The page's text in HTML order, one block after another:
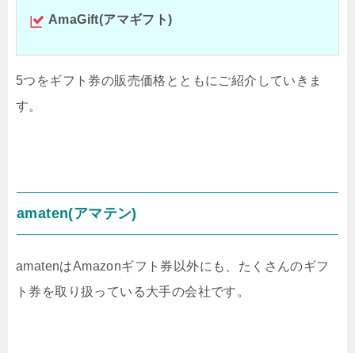
AmaGift(アマギフト)
5つをギフト券の販売価格とともにご紹介していきま
す。
amaten(アマテン)
amatenはAmazonギフト券以外にも、たくさんのギフ
ト券を取り扱っている大手の会社です。